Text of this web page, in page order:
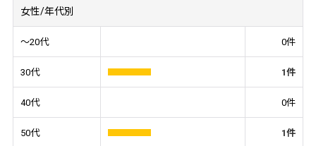
女性/年代別
～20代 0件
30代 1件
40代 0件
50代 1件